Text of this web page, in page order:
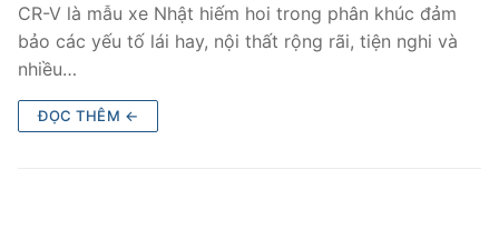
CR-V là mẫu xe Nhật hiếm hoi trong phân khúc đảm
bảo các yếu tố lái hay, nội thất rộng rãi, tiện nghi và
nhiều…
ĐỌC THÊM ←